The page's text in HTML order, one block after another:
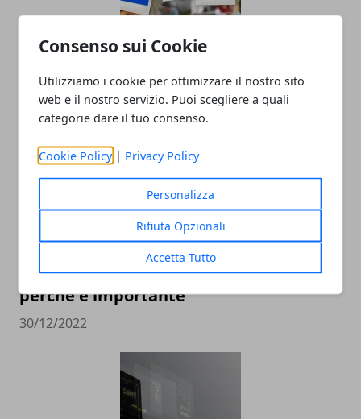
Consenso sui Cookie
Utilizziamo i cookie per ottimizzare il nostro sito
web e il nostro servizio. Puoi scegliere a quali
categorie dare il tuo consenso.
Cookie Policy | Privacy Policy
Personalizza
Rifiuta Opzionali
Accetta Tutto
Il Ruolo dell'Analisi Dati nel Social Media
Marketing
12/12/2024
Pubblicità sui social: come farla e
perché è importante
30/12/2022